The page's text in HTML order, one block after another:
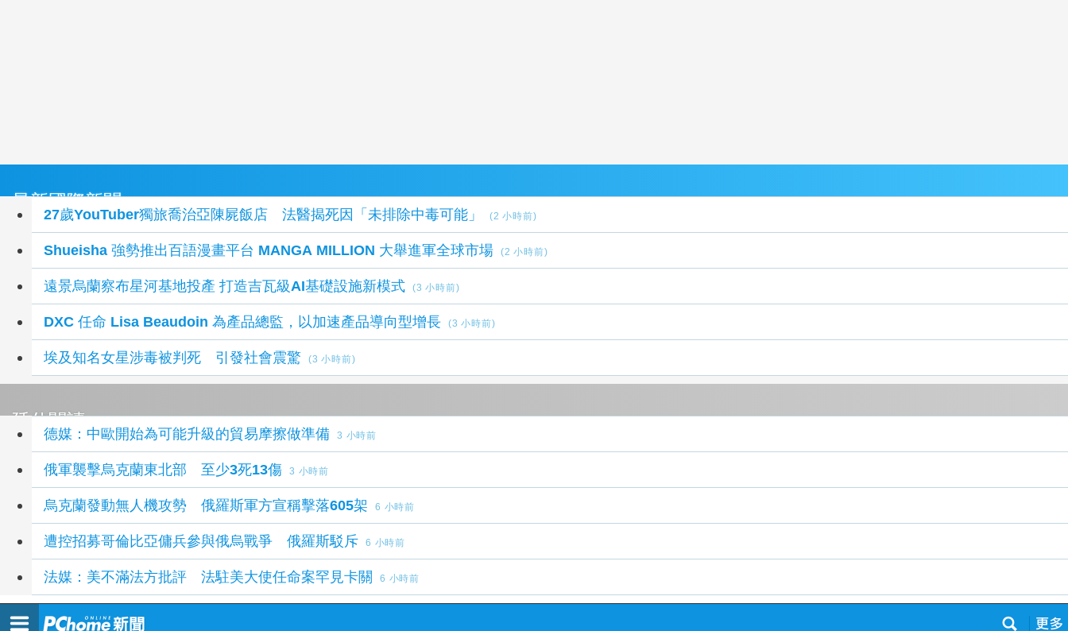
最新國際新聞
27歲YouTuber獨旅喬治亞陳屍飯店 法醫揭死因「未排除中毒可能」 (2 小時前)
Shueisha 強勢推出百語漫畫平台 MANGA MILLION 大舉進軍全球市場 (2 小時前)
遠景烏蘭察布星河基地投產 打造吉瓦級AI基礎設施新模式 (3 小時前)
DXC 任命 Lisa Beaudoin 為產品總監，以加速產品導向型增長 (3 小時前)
埃及知名女星涉毒被判死 引發社會震驚 (3 小時前)
延伸閱讀
德媒：中歐開始為可能升級的貿易摩擦做準備 3 小時前
俄軍襲擊烏克蘭東北部 至少3死13傷 3 小時前
烏克蘭發動無人機攻勢 俄羅斯軍方宣稱擊落605架 6 小時前
遭控招募哥倫比亞傭兵參與俄烏戰爭 俄羅斯駁斥 6 小時前
法媒：美不滿法方批評 法駐美大使任命案罕見卡關 6 小時前